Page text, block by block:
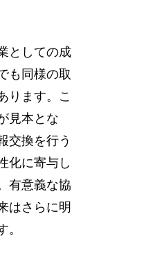
としての成
も同様の取
ります。こ
見本とな
交換を行う
化に寄与し
有意義な協
はさらに明
。